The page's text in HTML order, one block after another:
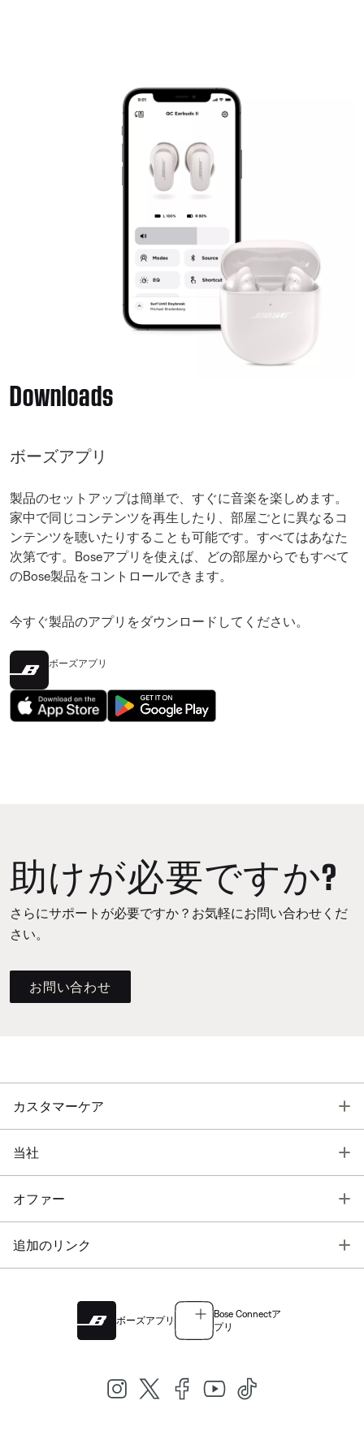
Downloads
ボーズアプリ
製品のセットアップは簡単で、すぐに音楽を楽しめます。
家中で同じコンテンツを再生したり、部屋ごとに異なるコ
ンテンツを聴いたりすることも可能です。すべてはあなた
次第です。Boseアプリを使えば、どの部屋からでもすべて
のBose製品をコントロールできます。
今すぐ製品のアプリをダウンロードしてください。
ボーズアプリ
助けが必要ですか?
さらにサポートが必要ですか？お気軽にお問い合わせくだ
さい。
お問い合わせ
カスタマーケア
当社
オファー
追加のリンク
ボーズアプリ
Bose Connectア
プリ